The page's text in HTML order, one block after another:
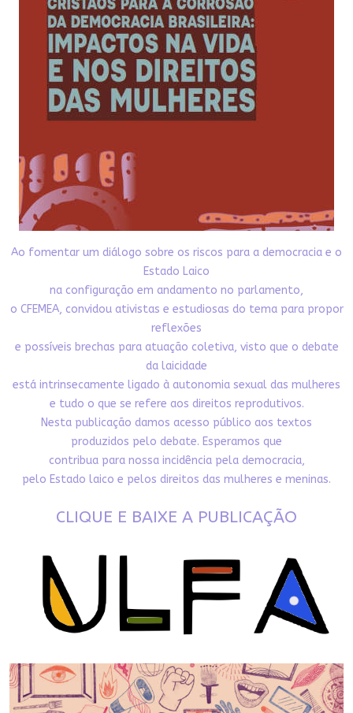
Ao fomentar um diálogo sobre os riscos para a democracia e o
Estado Laico
na configuração em andamento no parlamento,
o CFEMEA, convidou ativistas e estudiosas do tema para propor
reflexões
e possíveis brechas para atuação coletiva, visto que o debate
da laicidade
está intrinsecamente ligado à autonomia sexual das mulheres
e tudo o que se refere aos direitos reprodutivos.
Nesta publicação damos acesso público aos textos
produzidos pelo debate. Esperamos que
contribua para nossa incidência pela democracia,
pelo Estado laico e pelos direitos das mulheres e meninas.
CLIQUE E BAIXE A PUBLICAÇÃO